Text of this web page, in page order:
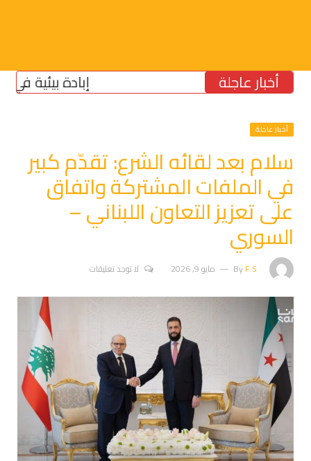
أخبار عاجلة إبادة بيئية في
أخبار عاجلة
سلام بعد لقائه الشرع: تقدّم كبير
في الملفات المشتركة واتفاق
على تعزيز التعاون اللبناني –
السوري
ByF.S مايو 9, 2026 لا توجد تعليقات